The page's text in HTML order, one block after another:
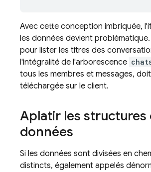
Avec cette conception imbriquée,
les données devient problématique.
pour lister les titres des
l'intégralité de l'arborescence
tous les membres et messages,
téléchargée sur le client.
Aplatir les structures
données
Si les données sont divisées en
distincts, également appelés